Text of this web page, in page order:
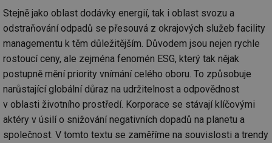
Stejně jako oblast dodávky energií, tak i oblast svozu a
odstraňování odpadů se přesouvá z okrajových služeb facility
managementu k těm důležitějším. Důvodem jsou nejen rychle
rostoucí ceny, ale zejména fenomén ESG, který tak nějak
postupně mění priority vnímání celého oboru. To způsobuje
narůstající globální důraz na udržitelnost a odpovědnost
v oblasti životního prostředí. Korporace se stávají klíčovými
aktéry v úsilí o snižování negativních dopadů na planetu a
společnost. V tomto textu se zaměříme na souvislosti a trendy